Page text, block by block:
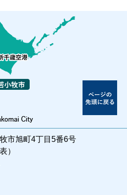
市旭町4丁目5番6号
）